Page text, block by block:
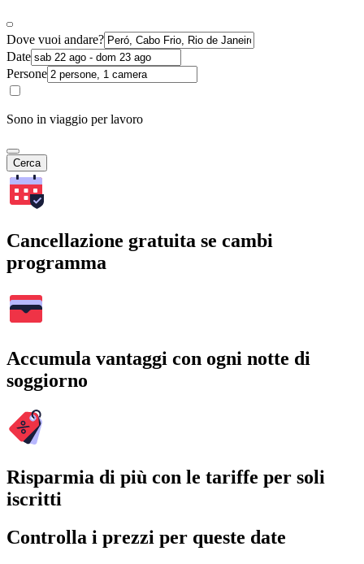
Dove vuoi andare?
Date
Persone
Sono in viaggio per lavoro
Cerca
Cancellazione gratuita se cambi
programma
Accumula vantaggi con ogni notte di
soggiorno
Risparmia di più con le tariffe per soli
iscritti
Controlla i prezzi per queste date